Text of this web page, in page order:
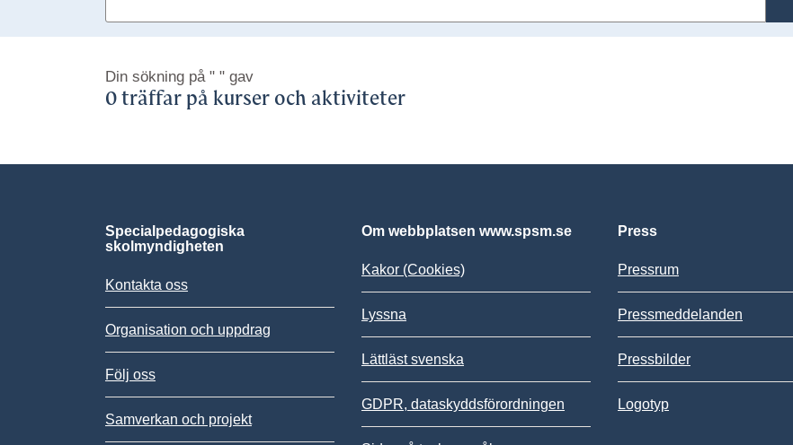
Din sökning på " " gav
0 träffar på kurser och aktiviteter
Specialpedagogiska
skolmyndigheten
Kontakta oss
Organisation och uppdrag
Följ oss
Samverkan och projekt
Om webbplatsen www.spsm.se
Kakor (Cookies)
Lyssna
Lättläst svenska
GDPR, dataskyddsförordningen
Press
Pressrum
Pressmeddelanden
Pressbilder
Logotyp